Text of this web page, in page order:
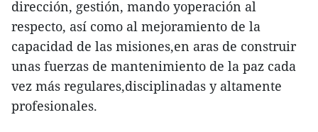
dirección, gestión, mando yoperación al
respecto, así como al mejoramiento de la
capacidad de las misiones,en aras de construir
unas fuerzas de mantenimiento de la paz cada
vez más regulares,disciplinadas y altamente
profesionales.